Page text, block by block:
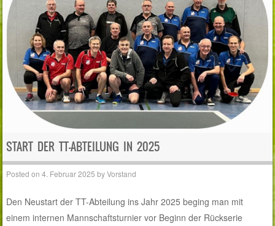
START DER TT-ABTEILUNG IN 2025
Posted on4. Februar 2025 byVorstand
Den Neustart der TT-Abteilung ins Jahr 2025 beging man mit
einem internen Mannschaftsturnier vor Beginn der Rückserie